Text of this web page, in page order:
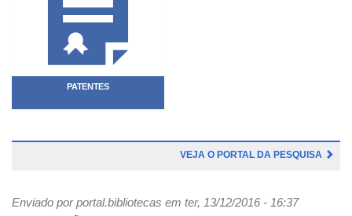
PATENTES
VEJA O PORTAL DA PESQUISA
Enviado porportal.bibliotecas em ter, 13/12/2016 - 16:37